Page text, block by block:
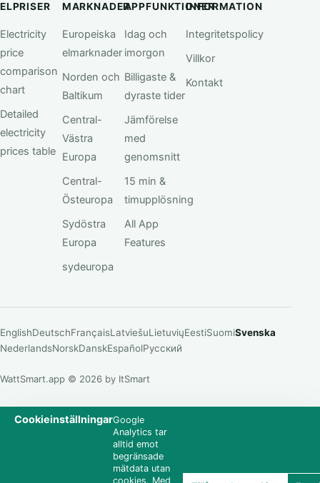
CookieinställningarGoogle
Analytics tar
alltid emot
begränsade
mätdata utan
cookies. Med
ELPRISER
Electricity
price
comparison
chart
Detailed
electricity
prices table
MARKNADER
Europeiska
elmarknader
Norden och
Baltikum
Central-
Västra
Europa
Central-
Östeuropa
Sydöstra
Europa
sydeuropa
APPFUNKTIONER
Idag och
imorgon
Billigaste &
dyraste tider
Jämförelse
med
genomsnitt
15 min &
timupplösning
All App
Features
INFORMATION
Integritetspolicy
Villkor
Kontakt
EnglishDeutschFrançaisLatviešuLietuviųEestiSuomiSvenska
NederlandsNorskDanskEspañolРусский
WattSmart.app © 2026 by ItSmart